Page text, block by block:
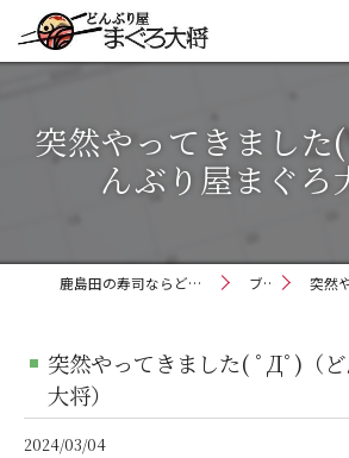
突然やってきまし
んぶり屋まぐろ
鹿島田の寿司ならどんぶり屋まぐろ大将 ブログ 突然やっ
突然やってきました( ﾟДﾟ)（
大将）
2024/03/04